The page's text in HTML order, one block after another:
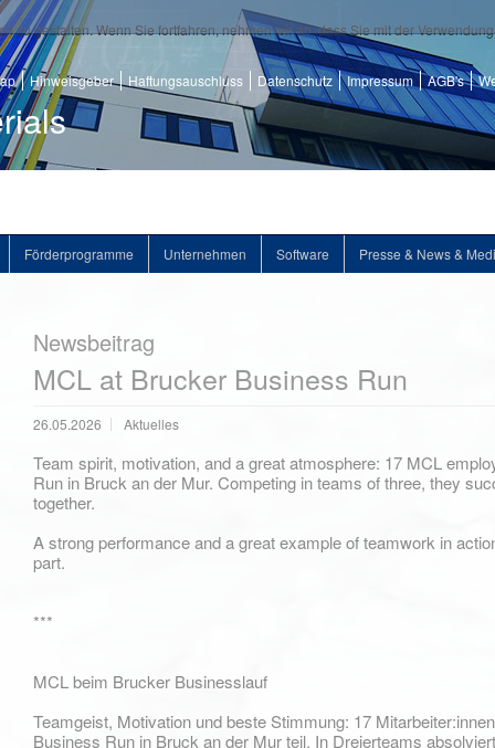
gestalten. Wenn Sie fortfahren, nehmen wir an, dass Sie mit der
Hinweisgeber Haftungsauschluss Datenschutz Impressum AGB's
Förderprogramme Unternehmen Software Presse & News &
Newsbeitrag
MCL at Brucker Business Run
26.05.2026 Aktuelles
Team spirit, motivation, and a great atmosphere: 17 MCL
Run in Bruck an der Mur. Competing in teams of three, they
together.
A strong performance and a great example of teamwork in
part.
***
MCL beim Brucker Businesslauf
Teamgeist, Motivation und beste Stimmung: 17
Business Run in Bruck an der Mur teil. In Dreierteams